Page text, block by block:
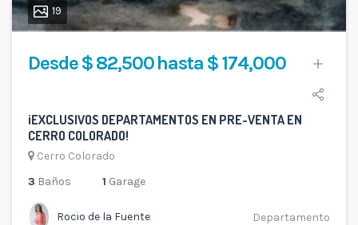
19
Desde $ 82,500 hasta $ 174,000
¡EXCLUSIVOS DEPARTAMENTOS EN PRE-VENTA EN
CERRO COLORADO!
Cerro Colorado
3 Baños 1 Garage
Rocio de la Fuente Departamento